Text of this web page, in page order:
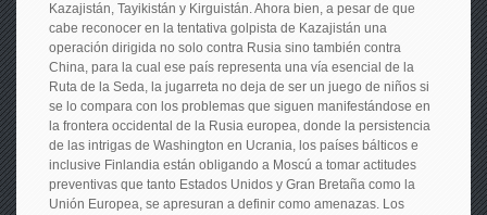
Kazajistán, Tayikistán y Kirguistán. Ahora bien, a pesar de que
cabe reconocer en la tentativa golpista de Kazajistán una
operación dirigida no solo contra Rusia sino también contra
China, para la cual ese país representa una vía esencial de la
Ruta de la Seda, la jugarreta no deja de ser un juego de niños si
se lo compara con los problemas que siguen manifestándose en
la frontera occidental de la Rusia europea, donde la persistencia
de las intrigas de Washington en Ucrania, los países bálticos e
inclusive Finlandia están obligando a Moscú a tomar actitudes
preventivas que tanto Estados Unidos y Gran Bretaña como la
Unión Europea, se apresuran a definir como amenazas. Los